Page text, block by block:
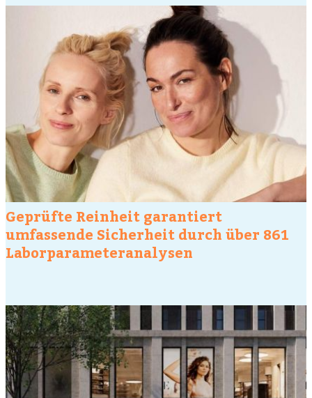
Geprüfte Reinheit garantiert
umfassende Sicherheit durch über 861
Laborparameteranalysen